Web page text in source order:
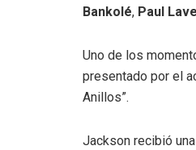
Bankolé, Paul
Uno de los
presentado por el
Anillos”.
Jackson recibió